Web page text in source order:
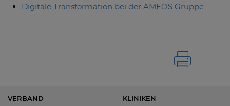
Digitale Transformation bei der AMEOS Gruppe
VERBAND
KLINIKEN